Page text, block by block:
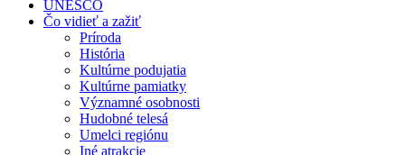
UNESCO
Čo vidieť a zažiť
Príroda
História
Kultúrne podujatia
Kultúrne pamiatky
Významné osobnosti
Hudobné telesá
Umelci regiónu
Iné atrakcie